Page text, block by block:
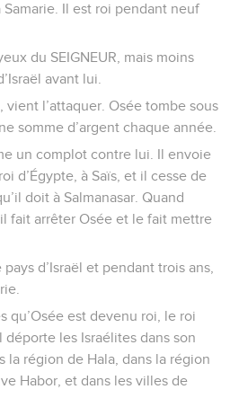
Samarie. Il est roi pendant neuf
du SEIGNEUR, mais moins
avant lui.
vient l’attaquer. Osée tombe sous
somme d’argent chaque année.
un complot contre lui. Il envoie
d’Égypte, à Saïs, et il cesse de
doit à Salmanasar. Quand
fait arrêter Osée et le fait mettre
d’Israël et pendant trois ans,
qu’Osée est devenu roi, le roi
déporte les Israélites dans son
la région de Hala, dans la région
Habor, et dans les villes de